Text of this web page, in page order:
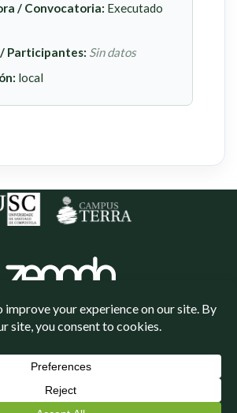
/ Convocatoria: Executado
Participantes: Sin datos
local